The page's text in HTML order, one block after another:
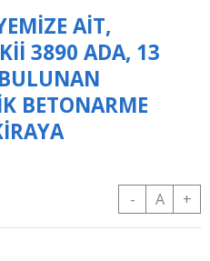
AİT,
3890 ADA, 13
BETONARME
- A +